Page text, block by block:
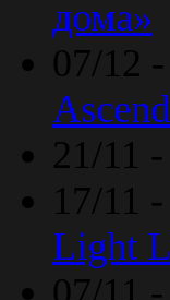
дома»
07/12 -
21/11 -
17/11 -
Light